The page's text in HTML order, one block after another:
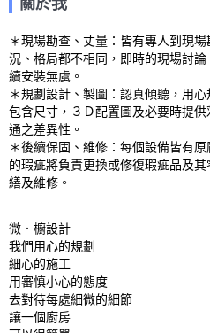
＊現場勘查、丈量：皆有專人到現
況、格局都不相同，即時的現場討
續安裝無虞。
＊規劃設計、製圖：認真傾聽，用
包含尺寸，３Ｄ配置圖及必要時提
通之差異性。
＊後續保固、維修：每個設備皆有
的瑕疵將負責更換或修復瑕疵品及
繕及維修。
微．櫥設計
我們用心的規劃
細心的施工
用審慎小心的態度
去對待每處細微的細節
讓一個廚房